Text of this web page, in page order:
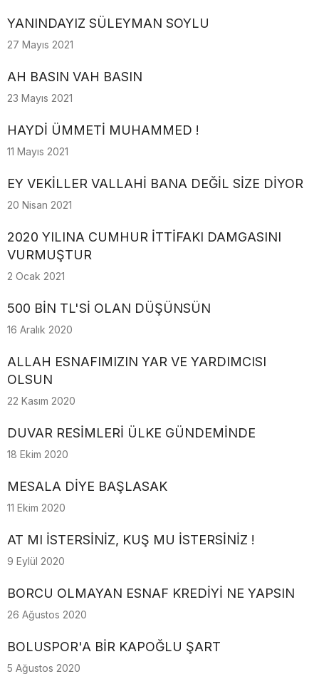
YANINDAYIZ SÜLEYMAN SOYLU
27 Mayıs 2021
AH BASIN VAH BASIN
23 Mayıs 2021
HAYDİ ÜMMETİ MUHAMMED !
11 Mayıs 2021
EY VEKİLLER VALLAHİ BANA DEĞİL SİZE DİYOR
20 Nisan 2021
2020 YILINA CUMHUR İTTİFAKI DAMGASINI
VURMUŞTUR
2 Ocak 2021
500 BİN TL'Sİ OLAN DÜŞÜNSÜN
16 Aralık 2020
ALLAH ESNAFIMIZIN YAR VE YARDIMCISI
OLSUN
22 Kasım 2020
DUVAR RESİMLERİ ÜLKE GÜNDEMİNDE
18 Ekim 2020
MESALA DİYE BAŞLASAK
11 Ekim 2020
AT MI İSTERSİNİZ, KUŞ MU İSTERSİNİZ !
9 Eylül 2020
BORCU OLMAYAN ESNAF KREDİYİ NE YAPSIN
26 Ağustos 2020
BOLUSPOR'A BİR KAPOĞLU ŞART
5 Ağustos 2020